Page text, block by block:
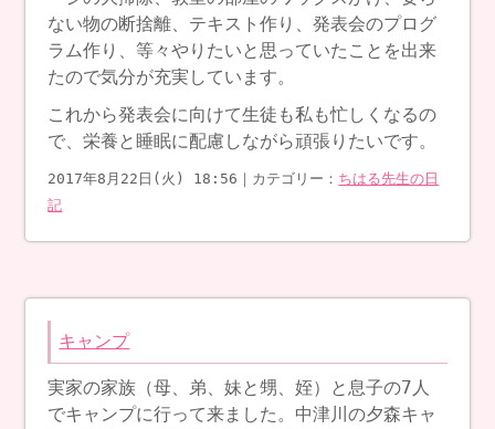
ない物の断捨離、テキスト作り、発表会のプログ
ラム作り、等々やりたいと思っていたことを出来
たので気分が充実しています。
これから発表会に向けて生徒も私も忙しくなるの
で、栄養と睡眠に配慮しながら頑張りたいです。
2017年8月22日(火) 18:56｜カテゴリー： ちはる先生の日
記
キャンプ
実家の家族（母、弟、妹と甥、姪）と息子の7人
でキャンプに行って来ました。中津川の夕森キャ